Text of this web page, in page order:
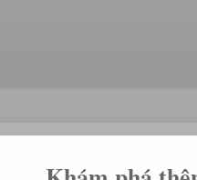
Thái